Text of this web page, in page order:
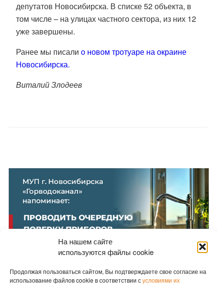
На нашем сайте
используются файлы cookie
Продолжая пользоваться сайтом, Вы подтверждаете свое согласие на
использование файлов cookie в соответствии сусловиями их
депутатов Новосибирска. В списке 52 объекта, в
том числе – на улицах частного сектора, из них 12
уже завершены.
Ранее мы писали о новом тротуаре на окраине
Новосибирска.
Виталий Злодеев